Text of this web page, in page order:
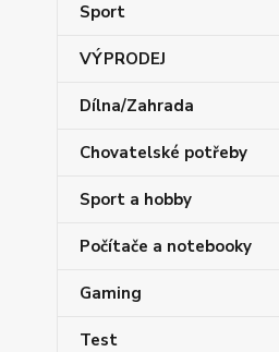
Sport
VÝPRODEJ
Dílna/Zahrada
Chovatelské potřeby
Sport a hobby
Počítače a notebooky
Gaming
Test